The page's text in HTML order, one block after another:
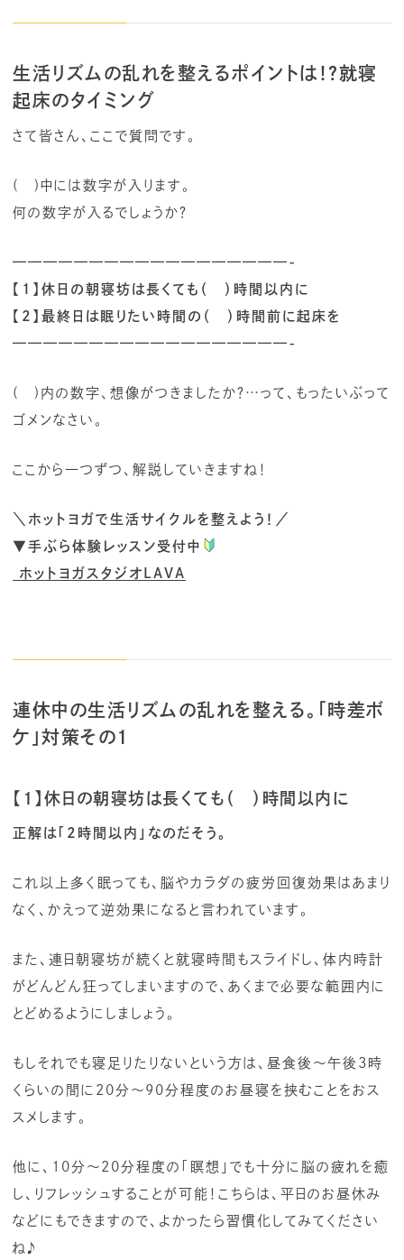
生活リズムの乱れを整えるポイントは！？就寝
起床のタイミング
さて皆さん、ここで質問です。
(
)中には数字が入ります。
何の数字が入るでしょうか？
——————————————————-
【1】休日の朝寝坊は長くても（ ）時間以内に
【2】最終日は眠りたい時間の（ ）時間前に起床を
——————————————————-
(
)内の数字、想像がつきましたか？…って、もったいぶって
ゴメンなさい。
ここから一つずつ、解説していきますね！
＼ホットヨガで生活サイクルを整えよう！／
▼手ぶら体験レッスン受付中
ホットヨガスタジオLAVA
連休中の生活リズムの乱れを整える。「時差ボ
ケ」対策その1
【1】休日の朝寝坊は長くても（ ）時間以内に
正解は「2時間以内」なのだそう。
これ以上多く眠っても、脳やカラダの疲労回復効果はあまり
なく、かえって逆効果になると言われています。
また、連日朝寝坊が続くと就寝時間もスライドし、体内時計
がどんどん狂ってしまいますので、あくまで必要な範囲内に
とどめるようにしましょう。
もしそれでも寝足りたりないという方は、昼食後～午後3時
くらいの間に20分～90分程度のお昼寝を挟むことをおス
スメします。
他に、10分～20分程度の「瞑想」でも十分に脳の疲れを癒
し、リフレッシュすることが可能！こちらは、平日のお昼休み
などにもできますので、よかったら習慣化してみてください
ね♪